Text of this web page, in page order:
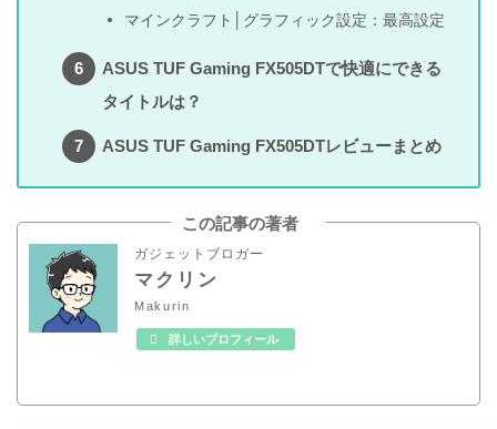
マインクラフト│グラフィック設定：最高設定
ASUS TUF Gaming FX505DTで快適にできる
タイトルは？
ASUS TUF Gaming FX505DTレビューまとめ
この記事の著者
ガジェットブロガー
マクリン
Makurin
詳しいプロフィール